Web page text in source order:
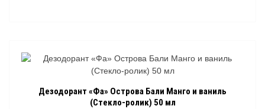
Дезодорант «Фа» Острова Бали Манго и ваниль
(Стекло-ролик) 50 мл